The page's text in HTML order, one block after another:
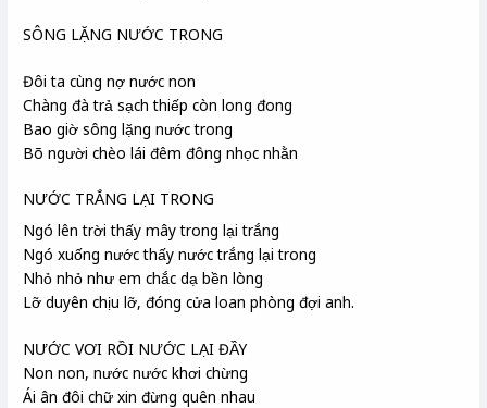
SÔNG LẶNG NƯỚC TRONG
Đôi ta cùng nợ nước non
Chàng đà trả sạch thiếp còn long đong
Bao giờ sông lặng nước trong
Bõ người chèo lái đêm đông nhọc nhằn
NƯỚC TRẮNG LẠI TRONG
Ngó lên trời thấy mây trong lại trắng
Ngó xuống nước thấy nước trắng lại trong
Nhỏ nhỏ như em chắc dạ bền lòng
Lỡ duyên chịu lỡ, đóng cửa loan phòng đợi anh.
NƯỚC VƠI RỒI NƯỚC LẠI ĐẦY
Non non, nước nước khơi chừng
Ái ân đôi chữ xin đừng quên nhau